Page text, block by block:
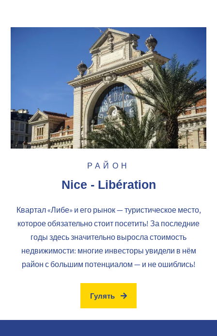
РАЙОН
Nice - Libération
Квартал «Либе» и его рынок — туристическое место,
которое обязательно стоит посетить! За последние
годы здесь значительно выросла стоимость
недвижимости: многие инвесторы увидели в нём
район с большим потенциалом — и не ошиблись!
Гулять